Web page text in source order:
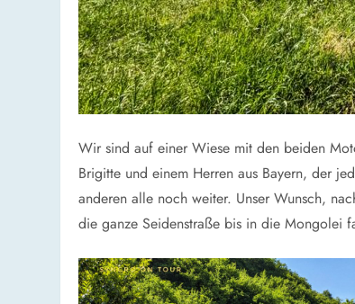
Wir sind auf einer Wiese mit den beiden
Brigitte und einem Herren aus Bayern, der
anderen alle noch weiter. Unser Wunsch,
die ganze Seidenstraße bis in die Mongolei